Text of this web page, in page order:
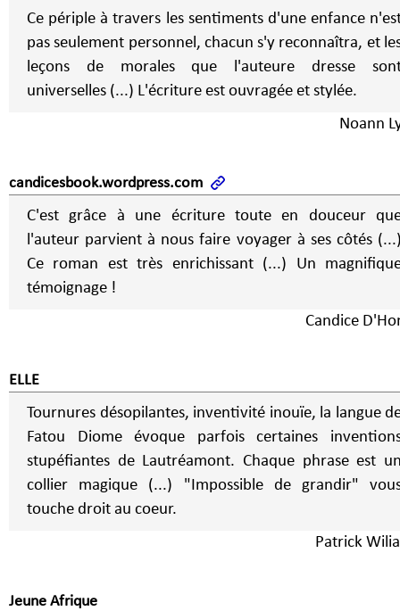
Ce périple à travers les sentiments d'une enfance
pas seulement personnel, chacun s'y reconnaîtra, et
leçons de morales que l'auteure dresse
universelles (...) L'écriture est ouvragée et stylée.
Noann
candicesbook.wordpress.com
C'est grâce à une écriture toute en douceur
l'auteur parvient à nous faire voyager à ses côtés
Ce roman est très enrichissant (...) Un
témoignage !
Candice
ELLE
Tournures désopilantes, inventivité inouïe, la langue
Fatou Diome évoque parfois certaines
stupéfiantes de Lautréamont. Chaque phrase est
collier magique (...) "Impossible de grandir"
touche droit au coeur.
Patrick
Jeune Afrique